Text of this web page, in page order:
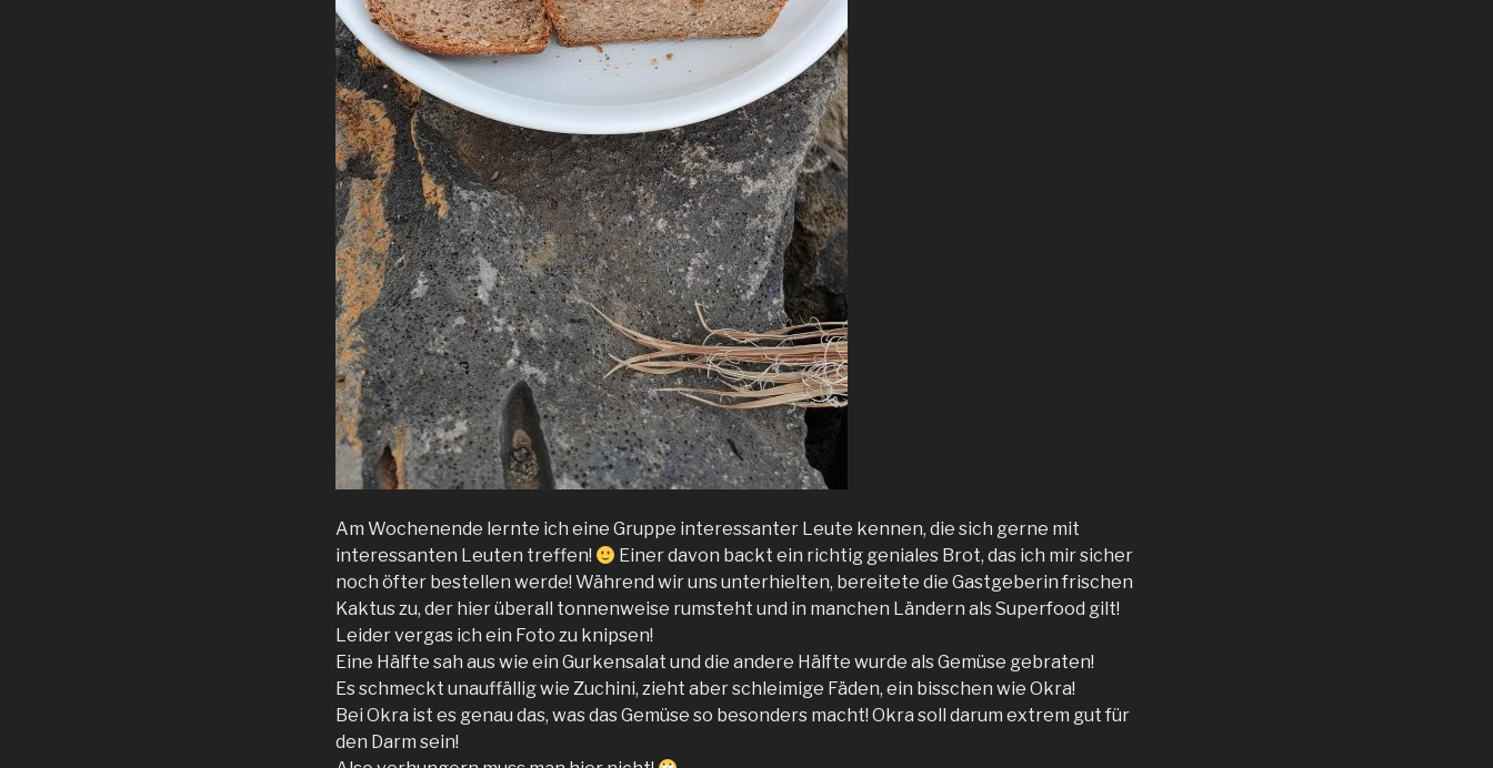
Am Wochenende lernte ich eine Gruppe interessanter Leute kennen, die sich gerne mit
interessanten Leuten treffen!
Einer davon backt ein richtig geniales Brot, das ich mir sicher
noch öfter bestellen werde! Während wir uns unterhielten, bereitete die Gastgeberin frischen
Kaktus zu, der hier überall tonnenweise rumsteht und in manchen Ländern als Superfood gilt!
Leider vergas ich ein Foto zu knipsen!
Eine Hälfte sah aus wie ein Gurkensalat und die andere Hälfte wurde als Gemüse gebraten!
Es schmeckt unauffällig wie Zuchini, zieht aber schleimige Fäden, ein bisschen wie Okra!
Bei Okra ist es genau das, was das Gemüse so besonders macht! Okra soll darum extrem gut für
den Darm sein!